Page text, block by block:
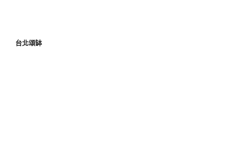
台北頌缽